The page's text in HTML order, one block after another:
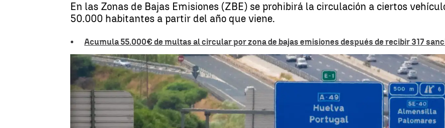
En las Zonas de Bajas Emisiones (ZBE) se prohibirá la circulación a ciertos
50.000 habitantes a partir del año que viene.
Acumula 55.000€ de multas al circular por zona de bajas emisiones después de recibir 317